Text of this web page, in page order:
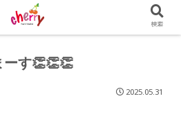
す👏👏👏
2025.05.31
検索